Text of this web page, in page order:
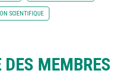
DES MEMBRES
SCIENTIFIQUE